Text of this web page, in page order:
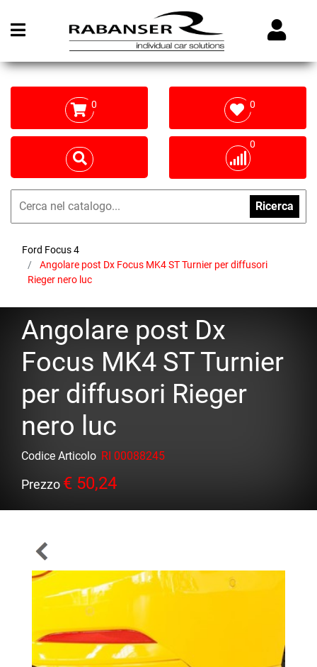
Open menu
0 0
0
Ricerca
Ford Focus 4
Angolare post Dx Focus MK4 ST Turnier per diffusori
Rieger nero luc
Angolare post Dx
Focus MK4 ST Turnier
per diffusori Rieger
nero luc
Codice Articolo RI 00088245
Prezzo € 50,24